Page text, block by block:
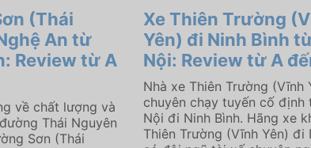
(Thái
An từ
Review từ A
về chất lượng và
Thái Nguyên
Sơn (Thái
Xe Thiên Trường
Yên) đi Ninh Bình
Nội: Review từ A
Nhà xe Thiên Trường (Vĩnh
chuyên chạy tuyến cố định
Nội đi Ninh Bình. Hãng xe
Thiên Trường (Vĩnh Yên) đi